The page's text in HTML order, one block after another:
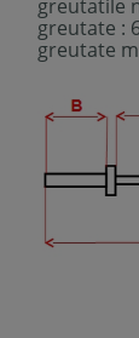
greutatile
greutate :
greutate